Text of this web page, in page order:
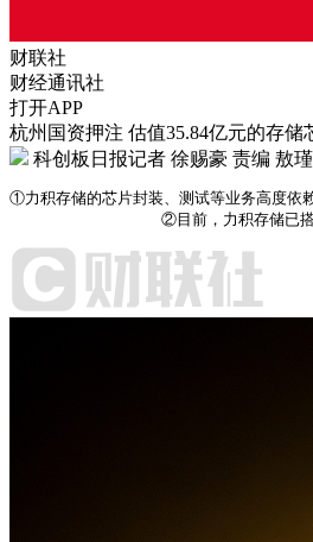
财联社
财经通讯社
打开APP
杭州国资押注 估值35.84亿元的存储
科创板日报记者 徐赐豪 责编 敖瑾
①力积存储的芯片封装、测试等业务高度依
②目前，力积存储已搭